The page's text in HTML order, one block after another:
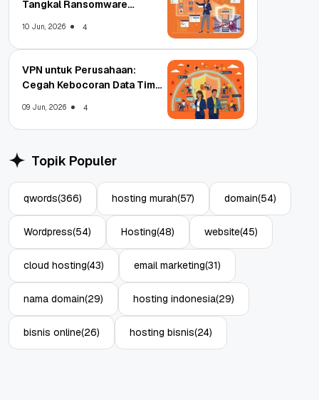
Tangkal Ransomware
10 Jun, 2026 4
VPN untuk Perusahaan:
Cegah Kebocoran Data Tim
09 Jun, 2026 4
Topik Populer
qwords(366) hosting murah(57) domain(54)
Wordpress(54) Hosting(48) website(45)
cloud hosting(43) email marketing(31)
nama domain(29) hosting indonesia(29)
bisnis online(26) hosting bisnis(24)